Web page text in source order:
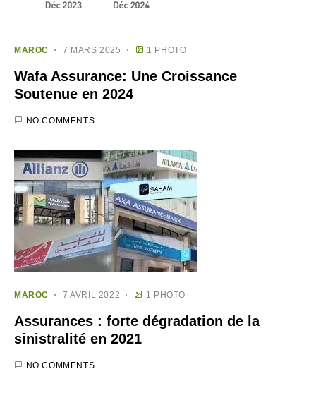
MAROC 7 MARS 2025 1 PHOTO
Wafa Assurance: Une Croissance
Soutenue en 2024
NO COMMENTS
MAROC 7 AVRIL 2022 1 PHOTO
Assurances : forte dégradation de la
sinistralité en 2021
NO COMMENTS